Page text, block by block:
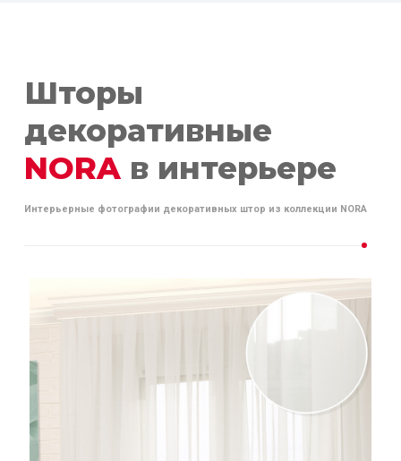
Шторы
декоративные
NORA в интерьере
Интерьерные фотографии декоративных штор из коллекции NORA